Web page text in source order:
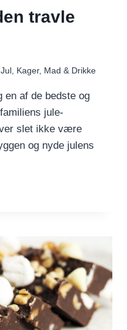
travle
Jul Kager, Mad & Drikke
en af de bedste og
jule-
slet ikke være
og nyde julens